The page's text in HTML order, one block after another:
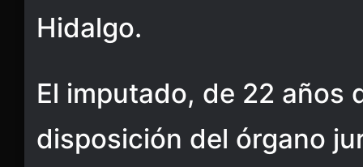
Hidalgo.
El imputado, de 22 años
disposición del órgano